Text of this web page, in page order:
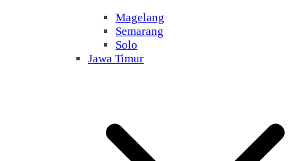
Magelang
Semarang
Solo
Jawa Timur